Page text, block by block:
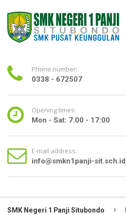
Phone number:
0338 - 672507
Opening times:
Mon - Sat: 7.00 - 17:00
E-mail address:
info@smkn1panji-sit.sch.id
SMK Negeri 1 Panji Situbondo